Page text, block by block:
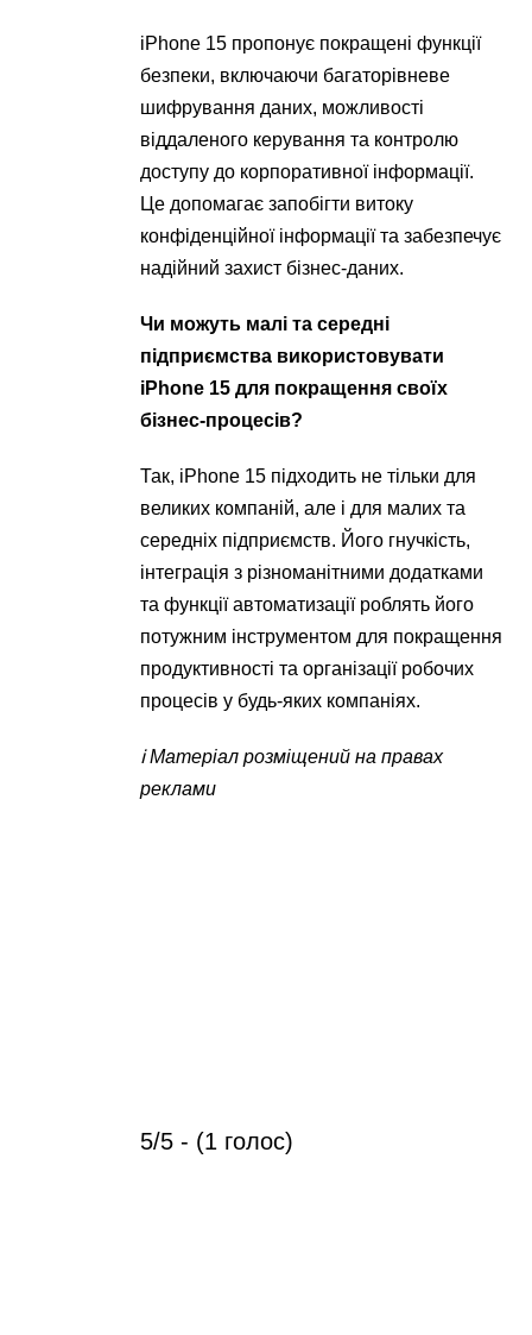
iPhone 15 пропонує покращені функції
безпеки, включаючи багаторівневе
шифрування даних, можливості
віддаленого керування та контролю
доступу до корпоративної інформації.
Це допомагає запобігти витоку
конфіденційної інформації та забезпечує
надійний захист бізнес-даних.
Чи можуть малі та середні
підприємства використовувати
iPhone 15 для покращення своїх
бізнес-процесів?
Так, iPhone 15 підходить не тільки для
великих компаній, але і для малих та
середніх підприємств. Його гнучкість,
інтеграція з різноманітними додатками
та функції автоматизації роблять його
потужним інструментом для покращення
продуктивності та організації робочих
процесів у будь-яких компаніях.
ℹ️ Матеріал розміщений на правах
реклами
5/5 - (1 голос)